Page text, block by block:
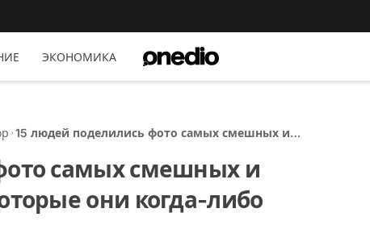
ЭКОНОМИКА
15 людей поделились фото самых смешных и
делали самых смешных и
они когда-либо